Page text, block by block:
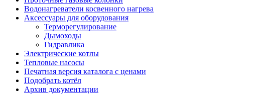
Водонагреватели косвенного нагрева
Аксессуары для оборудования
Терморегулирование
Дымоходы
Гидравлика
Электрические котлы
Тепловые насосы
Печатная версия каталога с ценами
Подобрать котёл
Архив документации